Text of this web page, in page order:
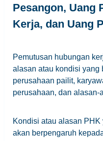
Pesangon, Uang
Kerja, dan Uang
Pemutusan hubungan
alasan atau kondisi yang
perusahaan pailit,
perusahaan, dan alasan-
Kondisi atau alasan
akan berpengaruh